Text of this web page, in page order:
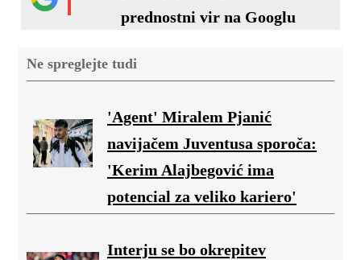
prednostni vir na Googlu
Ne spreglejte tudi
'Agent' Miralem Pjanić
navijačem Juventusa sporoča:
'Kerim Alajbegović ima
potencial za veliko kariero'
Interju se bo okrepitev